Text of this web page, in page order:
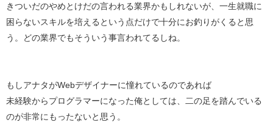
きついだのやめとけだの言われる業界かもしれないが、一生就職に
困らないスキルを培えるという点だけで十分にお釣りがくると思
う。どの業界でもそういう事言われてるしね。
もしアナタがWebデザイナーに憧れているのであれば
未経験からプログラマーになった俺としては、二の足を踏んでいる
のが非常にもったないと思う。